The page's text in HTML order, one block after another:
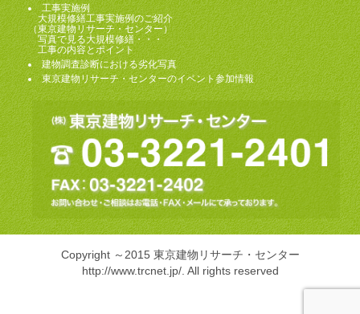
工事実施例
大規模修繕工事実施例のご紹介
（東京建物リサーチ・センター）
写真で見る大規模修繕・・・
工事の内容とポイント
建物調査診断における劣化写真
東京建物リサーチ・センターのイベント参加情報
Copyright ～2015 東京建物リサーチ・センター
http://www.trcnet.jp/. All rights reserved